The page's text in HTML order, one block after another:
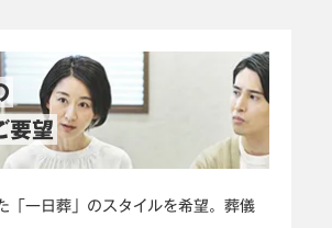
要望
「一日葬」のスタイルを希望。葬儀